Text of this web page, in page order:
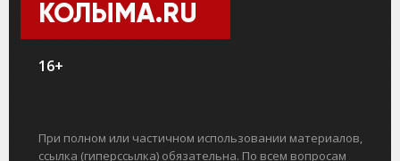
КОЛЫМА.RU
16+
При полном или частичном использовании материалов,
ссылка (гиперссылка) обязательна. По всем вопросам